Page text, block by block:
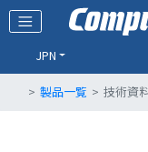
JPN
製品一覧 技術資